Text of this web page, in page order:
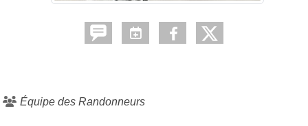
Équipe des Randonneurs